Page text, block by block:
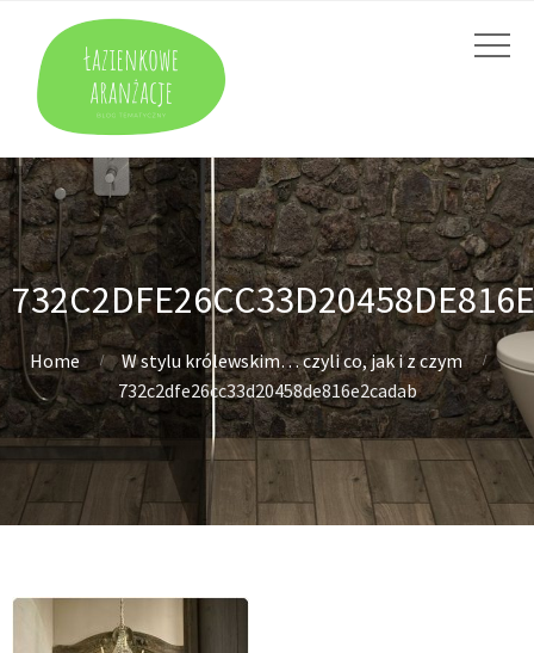
Home
W stylu królewskim… czyli co, jak i z czym
732c2dfe26cc33d20458de816e2cadab